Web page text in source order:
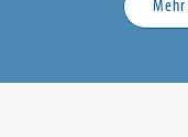
Mehr